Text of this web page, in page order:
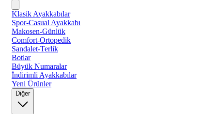
Klasik Ayakkabılar
Spor-Casual Ayakkabı
Makosen-Günlük
Comfort-Ortopedik
Sandalet-Terlik
Botlar
Büyük Numaralar
İndirimli Ayakkabılar
Yeni Ürünler
Diğer